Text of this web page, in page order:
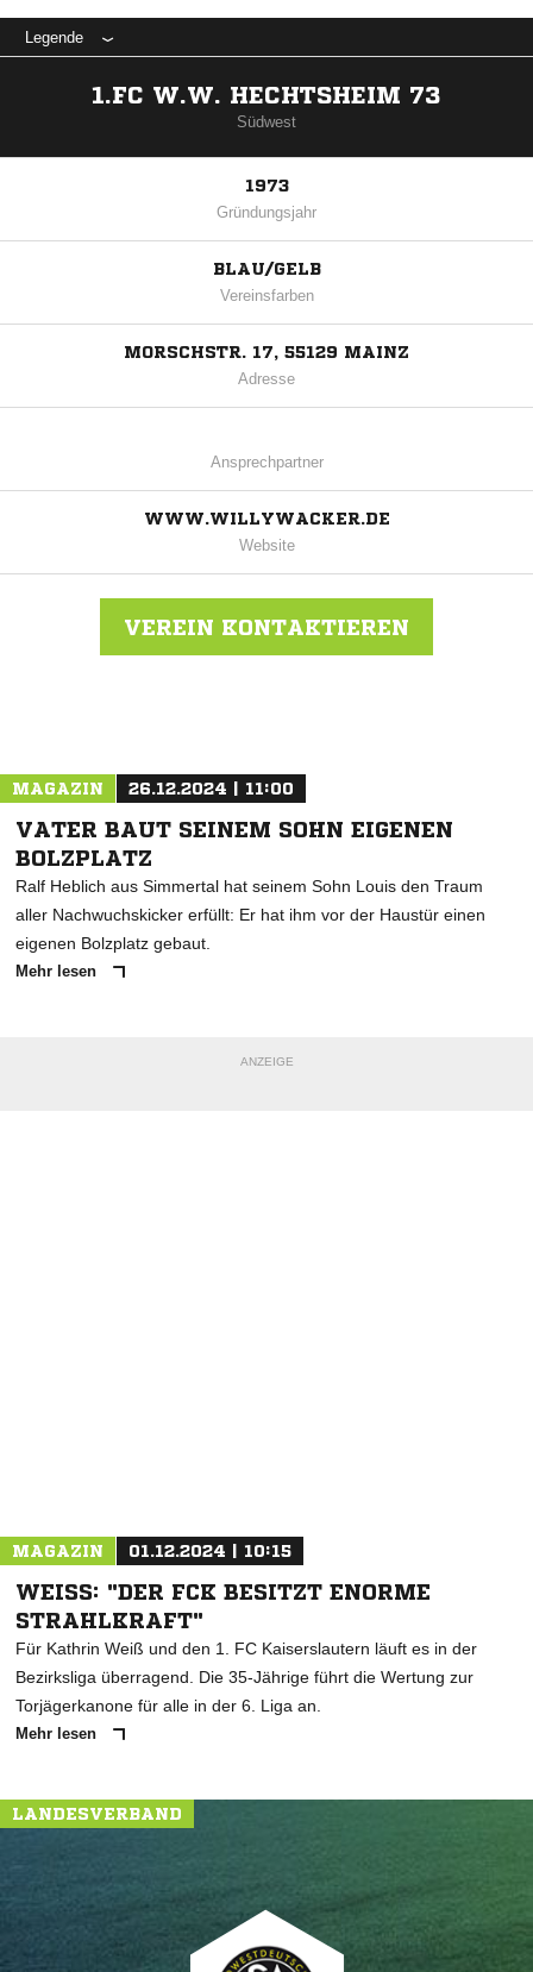
Legende
1.FC W.W. HECHTSHEIM 73
Südwest
1973
Gründungsjahr
BLAU/GELB
Vereinsfarben
MORSCHSTR. 17, 55129 MAINZ
Adresse
Ansprechpartner
WWW.WILLYWACKER.DE
Website
VEREIN KONTAKTIEREN
MAGAZIN 26.12.2024 | 11:00
VATER BAUT SEINEM SOHN EIGENEN
BOLZPLATZ
Ralf Heblich aus Simmertal hat seinem Sohn Louis den Traum
aller Nachwuchskicker erfüllt: Er hat ihm vor der Haustür einen
eigenen Bolzplatz gebaut.
Mehr lesen
ANZEIGE
MAGAZIN 01.12.2024 | 10:15
WEISS: "DER FCK BESITZT ENORME S
TRAHLKRAFT"
Für Kathrin Weiß und den 1. FC Kaiserslautern läuft es in der
Bezirksliga überragend. Die 35-Jährige führt die Wertung zur
Torjägerkanone für alle in der 6. Liga an.
Mehr lesen
LANDESVERBAND